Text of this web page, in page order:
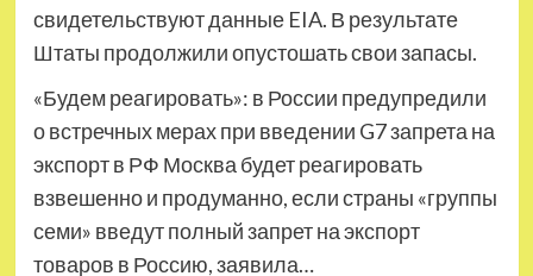
свидетельствуют данные EIA. В результате
Штаты продолжили опустошать свои запасы.
«Будем реагировать»: в России предупредили
о встречных мерах при введении G7 запрета на
экспорт в РФ Москва будет реагировать
взвешенно и продуманно, если страны «группы
семи» введут полный запрет на экспорт
товаров в Россию, заявила…